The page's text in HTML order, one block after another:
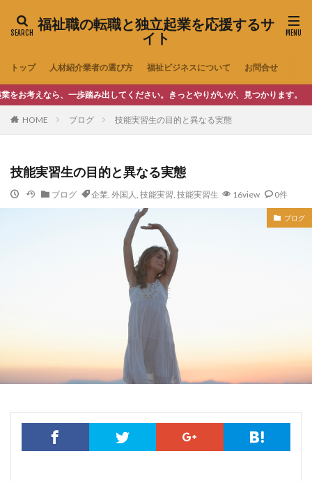
福祉職の転職と独立起業を応援するサ
イト
トップ 人材紹介業者の選び方 福祉ビジネスについて お問合せ
ら、一歩踏み出してください。きっとやりがいが、見つかります。
HOME ブログ 技能実習生の目的と異なる実態
技能実習生の目的と異なる実態
ブログ 企業, 外国人, 技能実習, 技能実習生 16view 0件
ブログ